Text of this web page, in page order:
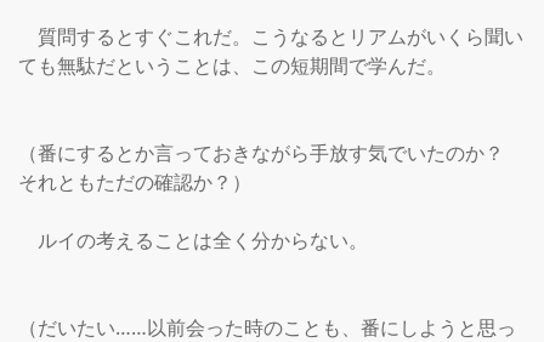
質問するとすぐこれだ。こうなるとリアムがいくら聞い
ても無駄だということは、この短期間で学んだ。
（番にするとか言っておきながら手放す気でいたのか？
それともただの確認か？）
ルイの考えることは全く分からない。
（だいたい……以前会った時のことも、番にしようと思っ